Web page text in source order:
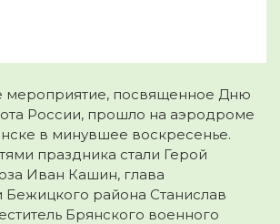
мероприятие, посвященное Дню
России, прошло на аэродроме
в минувшее воскресенье.
праздника стали Герой
Иван Кашин, глава
Бежицкого района Станислав
Брянского военного